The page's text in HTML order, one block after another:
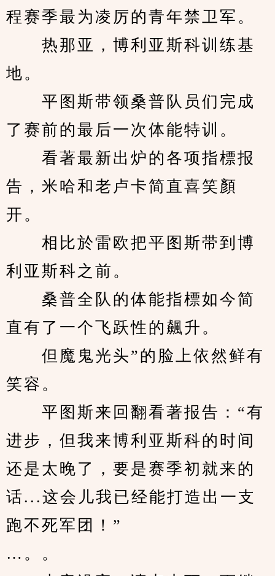
程赛季最为凌厉的青年禁卫军。
热那亚，博利亚斯科训练基
地。
平图斯带领桑普队员们完成
了赛前的最后一次体能特训。
看著最新出炉的各项指標报
告，米哈和老卢卡简直喜笑顏
开。
相比於雷欧把平图斯带到博
利亚斯科之前。
桑普全队的体能指標如今简
直有了一个飞跃性的飆升。
但魔鬼光头”的脸上依然鲜有
笑容。
平图斯来回翻看著报告：“有
进步，但我来博利亚斯科的时间
还是太晚了，要是赛季初就来的
话...这会儿我已经能打造出一支
跑不死军团！”
…。。